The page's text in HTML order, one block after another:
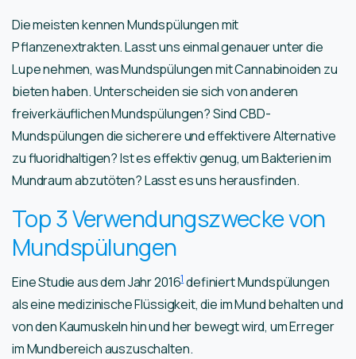
Die meisten kennen Mundspülungen mit
Pflanzenextrakten. Lasst uns einmal genauer unter die
Lupe nehmen, was Mundspülungen mit Cannabinoiden zu
bieten haben. Unterscheiden sie sich von anderen
freiverkäuflichen Mundspülungen? Sind CBD-
Mundspülungen die sicherere und effektivere Alternative
zu fluoridhaltigen? Ist es effektiv genug, um Bakterien im
Mundraum abzutöten? Lasst es uns herausfinden.
Top 3 Verwendungszwecke von
Mundspülungen
Eine Studie aus dem Jahr 20161definiert Mundspülungen
als eine medizinische Flüssigkeit, die im Mund behalten und
von den Kaumuskeln hin und her bewegt wird, um Erreger
im Mundbereich auszuschalten.